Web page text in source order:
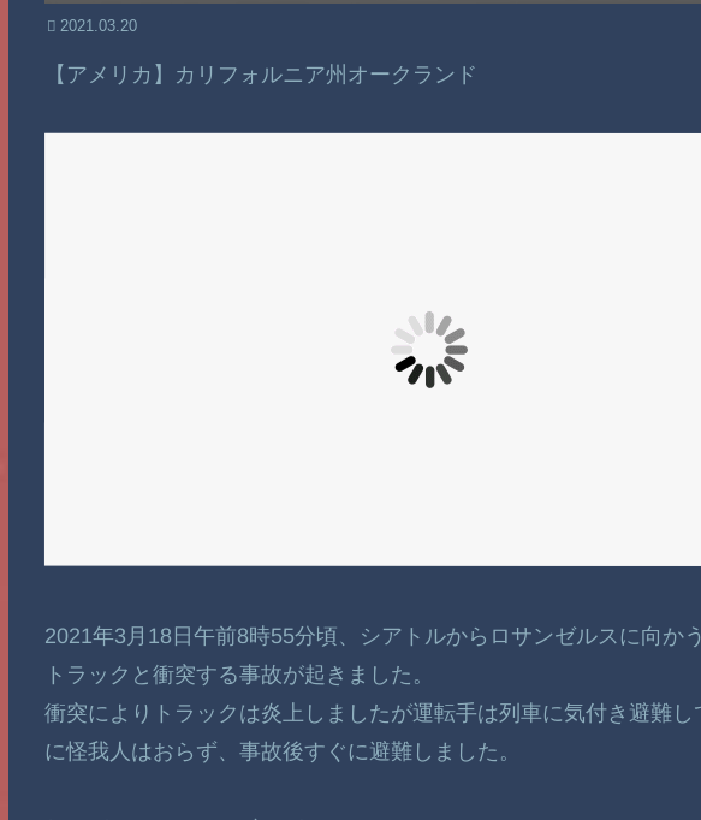
2021.03.20
【アメリカ】カリフォルニア州オークランド
2021年3月18日午前8時55分頃、シアトルからロサンゼルスに向か
トラックと衝突する事故が起きました。
衝突によりトラックは炎上しましたが運転手は列車に気付き避難
に怪我人はおらず、事故後すぐに避難しました。